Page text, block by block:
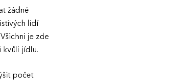
žádné
lidí
je zde
kvůli jídlu.
počet